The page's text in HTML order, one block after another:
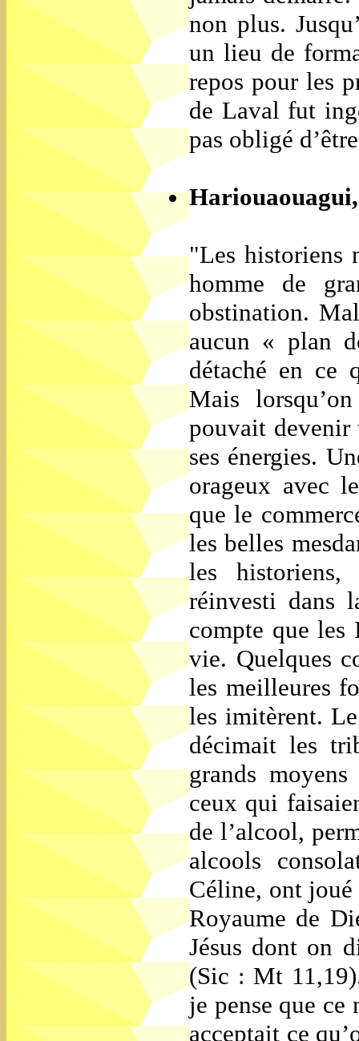
non plus.
un lieu de
repos pour les
de Laval fut
pas obligé
"Les historiens
homme de
obstination.
aucun « plan
détaché en ce
Mais
pouvait devenir
ses énergies.
orageux avec
que le
les belles
les
réinvesti dans
compte que les
vie. Quelques
les meilleures
les imitèrent.
décimait les
grands
ceux qui
de l’alcool,
alcools
Céline, ont
Royaume de
Jésus dont on
(Sic : Mt
je pense que ce
acceptait ce